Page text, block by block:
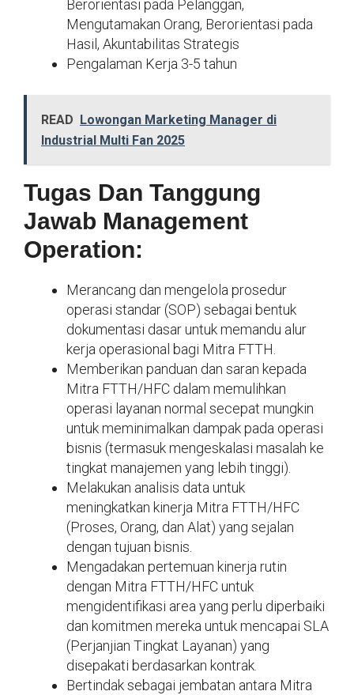
Berorientasi pada Pelanggan,
Mengutamakan Orang, Berorientasi pada
Hasil, Akuntabilitas Strategis
Pengalaman Kerja 3-5 tahun
READ
Lowongan Marketing Manager di
Industrial Multi Fan 2025
Tugas Dan Tanggung
Jawab Management
Operation:
Merancang dan mengelola prosedur
operasi standar (SOP) sebagai bentuk
dokumentasi dasar untuk memandu alur
kerja operasional bagi Mitra FTTH.
Memberikan panduan dan saran kepada
Mitra FTTH/HFC dalam memulihkan
operasi layanan normal secepat mungkin
untuk meminimalkan dampak pada operasi
bisnis (termasuk mengeskalasi masalah ke
tingkat manajemen yang lebih tinggi).
Melakukan analisis data untuk
meningkatkan kinerja Mitra FTTH/HFC
(Proses, Orang, dan Alat) yang sejalan
dengan tujuan bisnis.
Mengadakan pertemuan kinerja rutin
dengan Mitra FTTH/HFC untuk
mengidentifikasi area yang perlu diperbaiki
dan komitmen mereka untuk mencapai SLA
(Perjanjian Tingkat Layanan) yang
disepakati berdasarkan kontrak.
Bertindak sebagai jembatan antara Mitra